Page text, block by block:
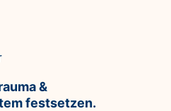
&
festsetzen.